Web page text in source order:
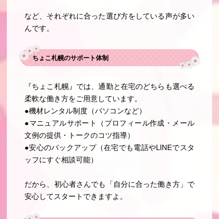
など、それぞれに合った選び方をしている声が多い
んです。
ちょこ札幌のサポート体制
『ちょこ札幌』では、通勤と在宅のどちらも選べる
柔軟な働き方をご用意しています。
●機材レンタル制度 （パソコンなど）
●マニュアルサポート
（プロフィール作成・メール
文例の提供・トークのコツ指導）
●安心のバックアップ（在宅でも電話やLINEでスタ
ッフにすぐ相談可能）
だから、初心者さんでも「自分に合った働き方」で
安心してスタートできますよ。